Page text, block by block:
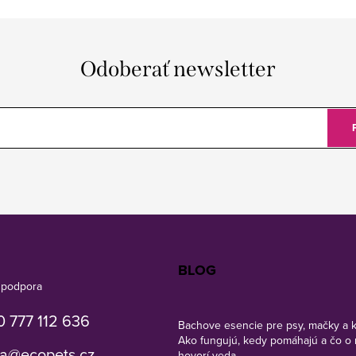
Odoberať newsletter
777 112 636
BLOG
Bachove esencie pre psy, mačky a
Ako fungujú, kedy pomáhajú a čo o